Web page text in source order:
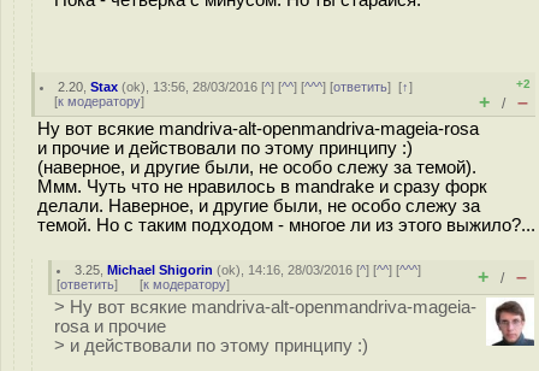
2.20 ,Stax (ok), 13:56, 28/03/2016 [^] [^^] [^^^] [ответить][↑]
[к модератору]
+2
+ / –
Ну вот всякие mandriva-alt-openmandriva-mageia-rosa
и прочие и действовали по этому принципу :)
(наверное, и другие были, не особо слежу за темой).
Ммм. Чуть что не нравилось в mandrake и сразу форк
делали. Наверное, и другие были, не особо слежу за
темой. Но с таким подходом - многое ли из этого выжило?...
3.25 ,Michael Shigorin (ok), 14:16, 28/03/2016 [^] [^^] [^^^]
[ответить] [к модератору] + / –
> Ну вот всякие mandriva-alt-openmandriva-mageia-
rosa и прочие
> и действовали по этому принципу :)